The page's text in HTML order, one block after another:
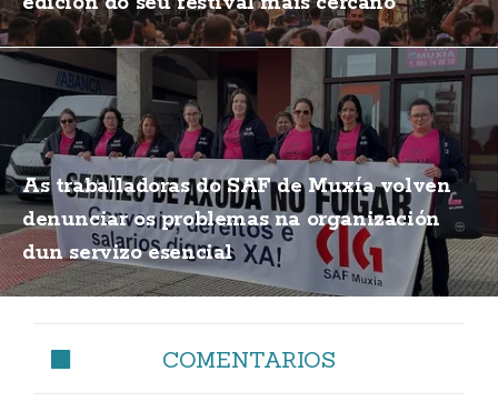
As traballadoras do SAF de Muxía volven
denunciar os problemas na organización
dun servizo esencial
COMENTARIOS